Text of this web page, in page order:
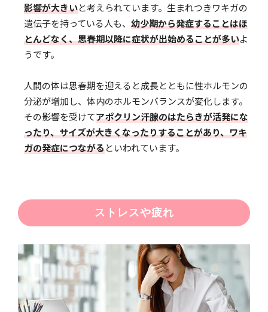
影響が大きいと考えられています。生まれつきワキガの
遺伝子を持っている人も、 幼少期から発症することはほ
とんどなく、思春期以降に症状が出始めることが多いよ
うです。
人間の体は思春期を迎えると成長とともに性ホルモンの
分泌が増加し、体内のホルモンバランスが変化します。
その影響を受けてアポクリン汗腺のはたらきが活発にな
ったり、サイズが大きくなったりすることがあり、ワキ
ガの発症につながるといわれています。
ストレスや疲れ